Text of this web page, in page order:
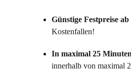
Günstige Festpreise ab
Kostenfallen!
In maximal 25
innerhalb von maximal